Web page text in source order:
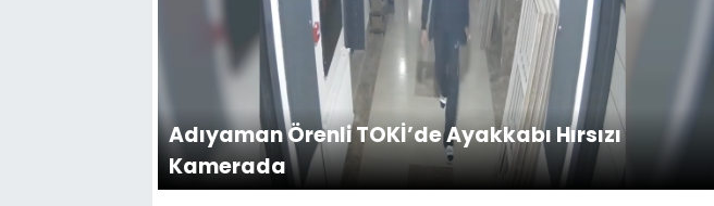
Adıyaman Örenli TOKİ’de Ayakkabı Hırsızı
Kamerada